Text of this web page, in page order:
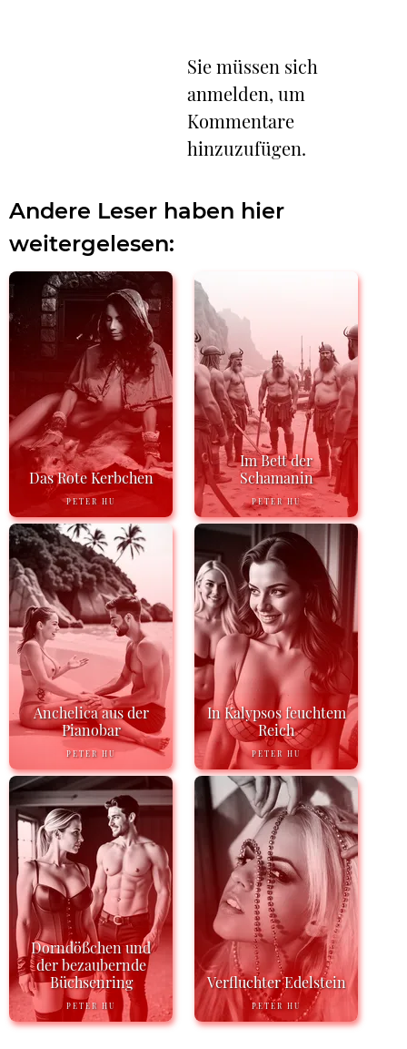
Sie müssen sich
anmelden, um
Kommentare
hinzuzufügen.
Andere Leser haben hier
weitergelesen:
Das Rote Kerbchen
PETER HU
Im Bett der
Schamanin
PETER HU
Anchelica aus der
Pianobar
PETER HU
In Kalypsos feuchtem
Reich
PETER HU
Dorndößchen und
der bezaubernde
Büchsenring
PETER HU
Verfluchter Edelstein
PETER HU